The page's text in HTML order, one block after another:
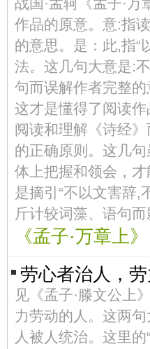
战国·孟轲《孟子·
作品的原意。意:指
的意思。是：此,指“
法。这几句大意是:
句而误解作者完整
这才是懂得了阅读
阋读和理解《诗经
的正确原则。这几
体上把握和领会，
是摘引“不以文害辞,
斤计较词藻、语句而
《孟子·万章上》
劳心者治人，劳
见《孟子·滕文公上
力劳动的人。这两
人被人统治。这里